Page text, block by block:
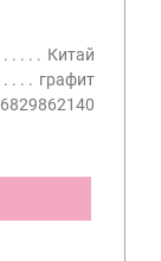
Китай
графит